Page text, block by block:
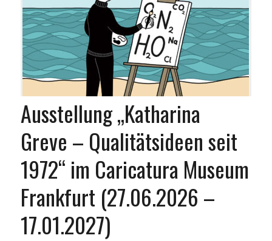
Ausstellung „Katharina
Greve – Qualitätsideen seit
1972“ im Caricatura Museum
Frankfurt (27.06.2026 –
17.01.2027)